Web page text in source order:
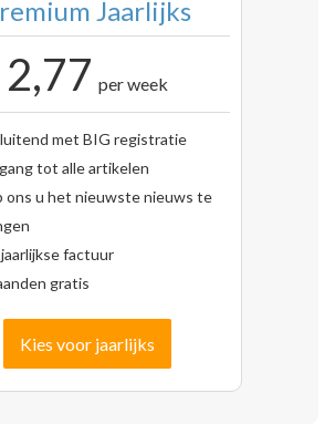
Jaarlijks
2,77 per week
met BIG registratie
tot alle artikelen
ons u het nieuwste nieuws te
factuur
gratis
Kies voor jaarlijks